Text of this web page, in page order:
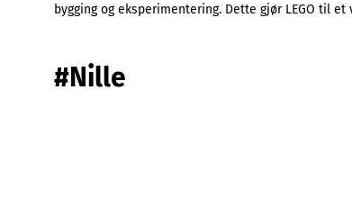
bygging og eksperimentering. Dette gjør LEGO til
#Nille